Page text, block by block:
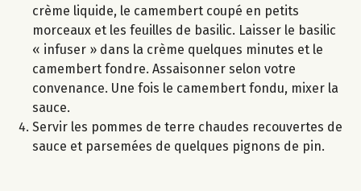
crème liquide, le camembert coupé en petits
morceaux et les feuilles de basilic. Laisser le basilic
« infuser » dans la crème quelques minutes et le
camembert fondre. Assaisonner selon votre
convenance. Une fois le camembert fondu, mixer la
sauce.
Servir les pommes de terre chaudes recouvertes de
sauce et parsemées de quelques pignons de pin.